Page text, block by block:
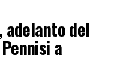
adelanto del
a